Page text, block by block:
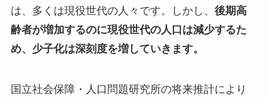
は、多くは現役世代の人々です。しかし、 後期高
齢者が増加するのに現役世代の人口は減少するた
め、少子化は深刻度を増していきます。
国立社会保障・人口問題研究所の将来推計により